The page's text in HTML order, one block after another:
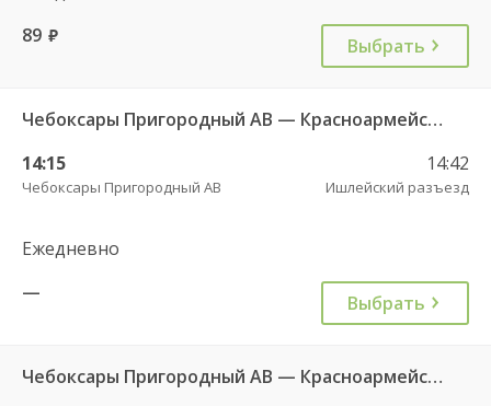
89 руб. Выбрать
Чебоксары Пригородный АВ — Красноармейское с. ДКП 121
14:15
Чебоксары Пригородный АВ
14:42
Ишлейский разъезд
Ежедневно
—
Выбрать
Чебоксары Пригородный АВ — Красноармейское с. ДКП 121